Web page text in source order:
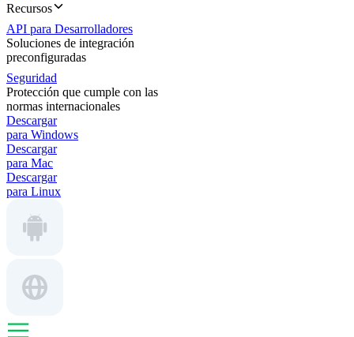
Recursos
API para Desarrolladores
Soluciones de integración
preconfiguradas
Seguridad
Protección que cumple con las
normas internacionales
Descargar
para Windows
Descargar
para Mac
Descargar
para Linux